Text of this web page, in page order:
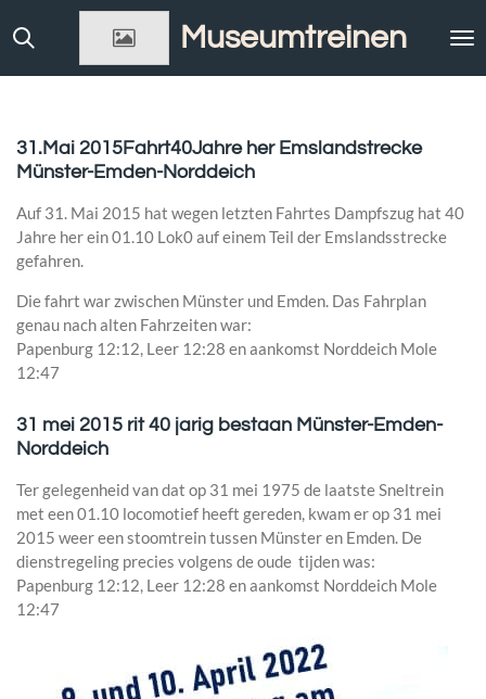
direct
Museumtreinen
31.Mai 2015Fahrt40Jahre her Emslandstrecke
Münster-Emden-Norddeich
Auf 31. Mai 2015 hat wegen letzten Fahrtes Dampfszug hat 40
Jahre her ein 01.10 Lok0 auf einem Teil der Emslandsstrecke
gefahren.
Die fahrt war zwischen Münster und Emden. Das Fahrplan
genau nach alten Fahrzeiten war:
Papenburg 12:12, Leer 12:28 en aankomst Norddeich Mole
12:47
31 mei 2015 rit 40 jarig bestaan Münster-Emden-
Norddeich
Ter gelegenheid van dat op 31 mei 1975 de laatste Sneltrein
met een 01.10 locomotief heeft gereden, kwam er op 31 mei
2015 weer een stoomtrein tussen Münster en Emden. De
dienstregeling precies volgens de oude tijden was:
Papenburg 12:12, Leer 12:28 en aankomst Norddeich Mole
12:47